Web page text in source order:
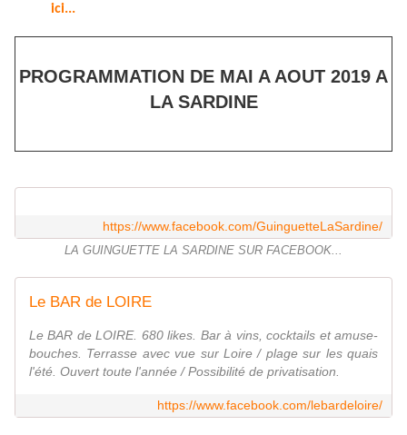
ici...
PROGRAMMATION DE MAI A AOUT 2019 A
LA SARDINE
https://www.facebook.com/GuinguetteLaSardine/
LA GUINGUETTE LA SARDINE SUR FACEBOOK...
Le BAR de LOIRE
Le BAR de LOIRE. 680 likes. Bar à vins, cocktails et amuse-
bouches. Terrasse avec vue sur Loire / plage sur les quais
l'été. Ouvert toute l'année / Possibilité de privatisation.
https://www.facebook.com/lebardeloire/